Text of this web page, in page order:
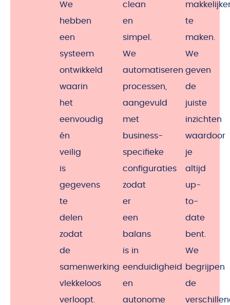
We
hebben
een
systeem
ontwikkeld
waarin
het
eenvoudig
én
veilig
is
gegevens
te
delen
zodat
de
samenwerking
vlekkeloos
verloopt.
clean
en
simpel.
We
automatiseren
processen,
aangevuld
met
business-
specifieke
configuraties
zodat
er
een
balans
is in
eenduidigheid
en
autonome
te
maken.
We
geven
de
juiste
inzichten
waardoor
je
altijd
up-
to-
date
bent.
We
begrijpen
de